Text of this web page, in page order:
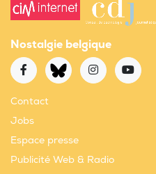
Nostalgie belgique
Contact
Jobs
Espace presse
Publicité Web & Radio